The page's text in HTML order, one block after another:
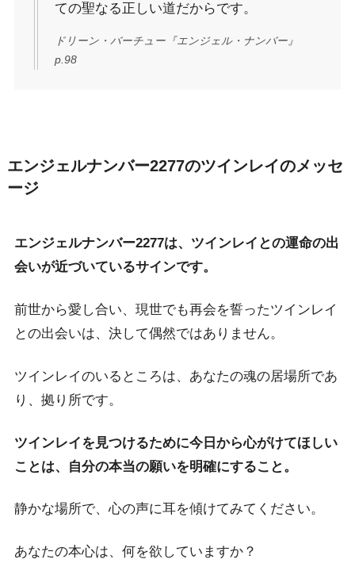
ての聖なる正しい道だからです。
ドリーン・バーチュー『エンジェル・ナンバー』
p.98
エンジェルナンバー2277のツインレイのメッセ
ージ
エンジェルナンバー2277は、ツインレイとの運命の出
会いが近づいているサインです。
前世から愛し合い、現世でも再会を誓ったツインレイ
との出会いは、決して偶然ではありません。
ツインレイのいるところは、あなたの魂の居場所であ
り、拠り所です。
ツインレイを見つけるために今日から心がけてほしい
ことは、自分の本当の願いを明確にすること。
静かな場所で、心の声に耳を傾けてみてください。
あなたの本心は、何を欲していますか？